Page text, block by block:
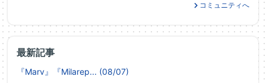
最新記事
『Marv』『Milarep... (08/07)
コミュニティへ